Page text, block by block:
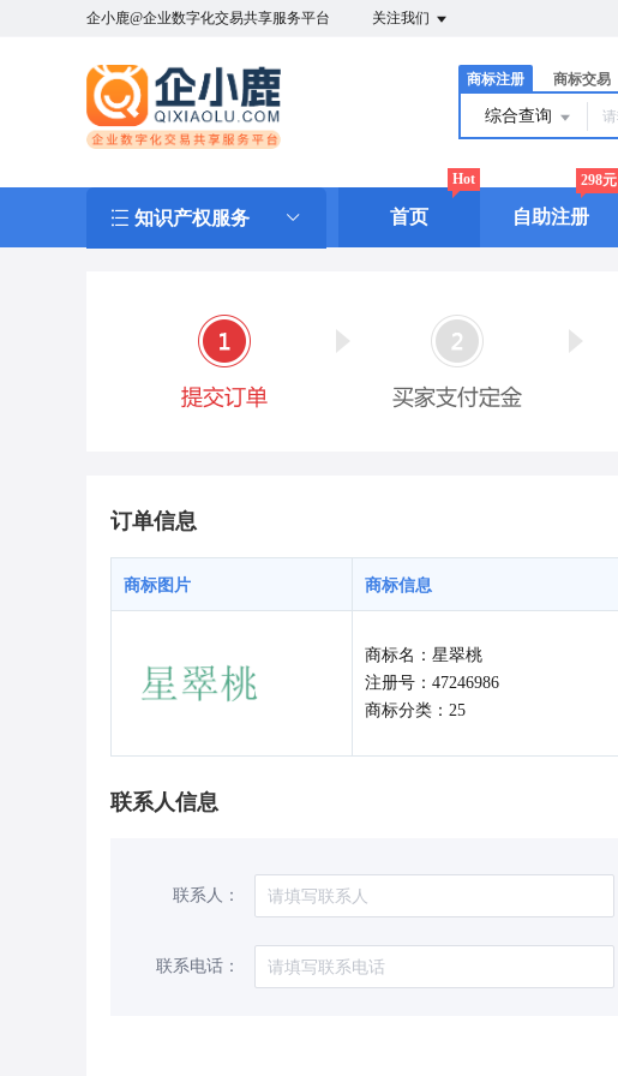
企小鹿@企业数字化交易共享服务平台 关注我们
商标注册 商标交易
综合查询
知识产权服务 首页
Hot
自助注册
298元
订单信息
商标图片 商标信息
商标名：星翠桃
注册号：47246986
商标分类：25
联系人信息
联系人：
联系电话：